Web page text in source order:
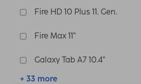
Fire HD 10 Plus 11. Gen.
Fire Max 11"
Galaxy Tab A7 10.4"
+ 33 more